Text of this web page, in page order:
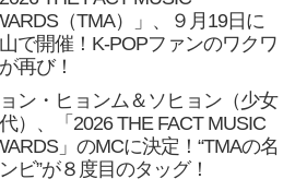
（TMA）」、９月19日に
で開催！K-POPファンのワクワ
再び！
ン・ヒョンム＆ソヒョン（少女
）、「2026 THE FACT MUSIC
」のMCに決定！“TMAの名
ビ”が８度目のタッグ！